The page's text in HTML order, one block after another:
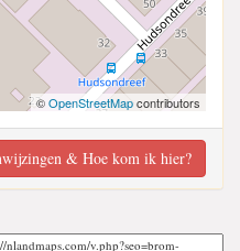
©OpenStreetMapcontributors
& Hoe kom ik hier?